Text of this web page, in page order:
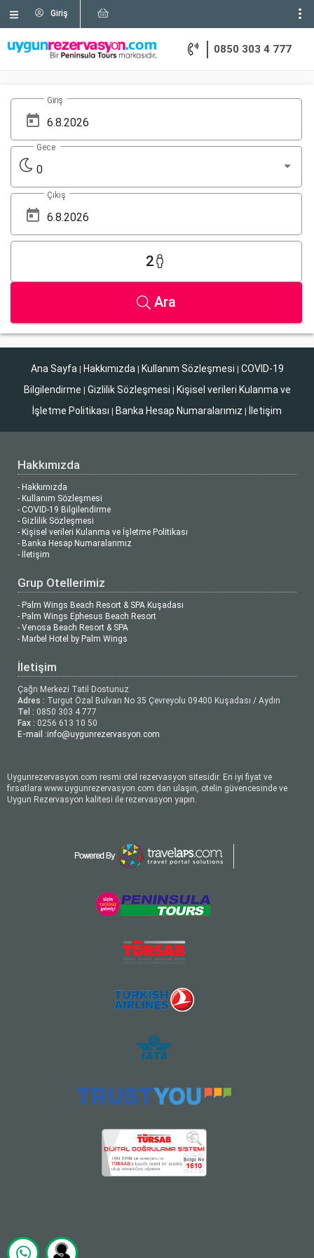
Giriş
0850 303 4 777
Giriş
0
Gece
Çıkış
2
Ara
Ana Sayfa | Hakkımızda | Kullanım Sözleşmesi | COVID-19
Bilgilendirme | Gizlilik Sözleşmesi | Kişisel verileri Kulanma ve
İşletme Politikası | Banka Hesap Numaralarımız | İletişim
Hakkımızda
- Hakkımızda
- Kullanım Sözleşmesi
- COVID-19 Bilgilendirme
- Gizlilik Sözleşmesi
- Kişisel verileri Kulanma ve İşletme Politikası
- Banka Hesap Numaralarımız
- İletişim
Grup Otellerimiz
- Palm Wings Beach Resort & SPA Kuşadası
- Palm Wings Ephesus Beach Resort
- Venosa Beach Resort & SPA
- Marbel Hotel by Palm Wings
İletişim
Çağrı Merkezi Tatil Dostunuz
Adres : Turgut Özal Bulvarı No 35 Çevreyolu 09400 Kuşadası / Aydın
Tel : 0850 303 4 777
Fax : 0256 613 10 50
E-mail :info@uygunrezervasyon.com
Uygunrezervasyon.com resmi otel rezervasyon sitesidir. En iyi fiyat ve
fırsatlara www.uygunrezervasyon.com dan ulaşın, otelin güvencesinde ve
Uygun Rezervasyon kalitesi ile rezervasyon yapın.